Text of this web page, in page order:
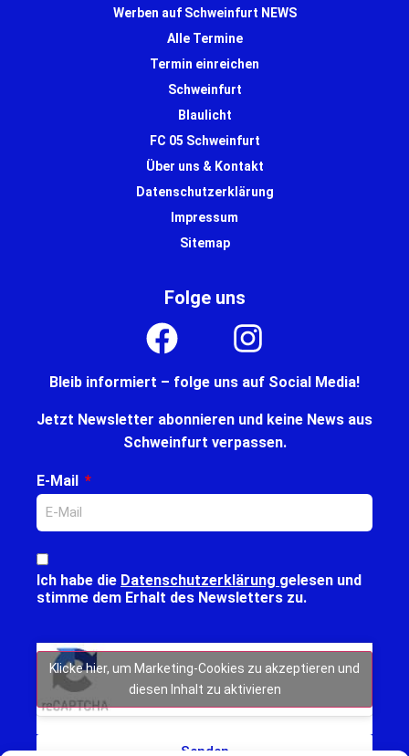
Werben auf Schweinfurt NEWS
Alle Termine
Termin einreichen
Schweinfurt
Blaulicht
FC 05 Schweinfurt
Über uns & Kontakt
Datenschutzerklärung
Impressum
Sitemap
Folge uns
Bleib informiert – folge uns auf Social Media!
Jetzt Newsletter abonnieren und keine News aus
Schweinfurt verpassen.
E-Mail
Ich habe die Datenschutzerklärung gelesen und
stimme dem Erhalt des Newsletters zu.
Klicke hier, um Marketing-Cookies zu akzeptieren und
diesen Inhalt zu aktivieren
Senden